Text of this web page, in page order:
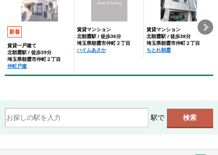
新着
賃貸一戸建て
北朝霞駅 / 徒歩39分
埼玉県朝霞市仲町２丁目
仲町戸建
賃貸マンション
北朝霞駅 / 徒歩36分
埼玉県朝霞市仲町２丁目
ハイムあさか
賃貸マンション
北朝霞駅 / 徒歩38分
埼玉県朝霞市仲町２丁目
ちとれ朝霞
駅で